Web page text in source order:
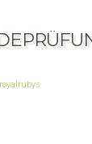
royalrubys